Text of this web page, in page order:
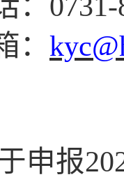
：
申报